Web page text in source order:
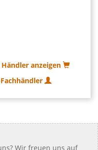
anzeigen
Wir freuen uns auf